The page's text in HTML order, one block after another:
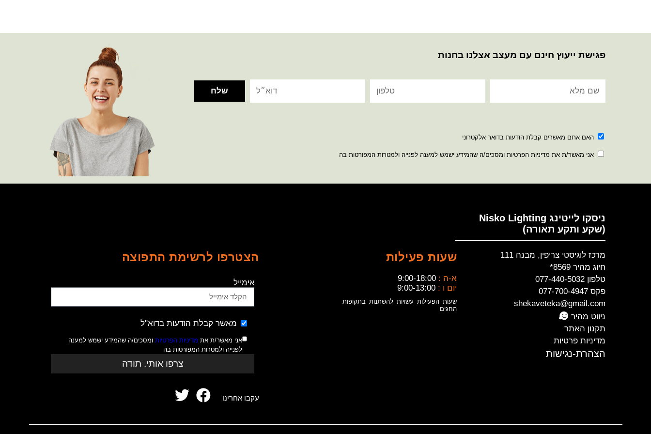
פגישת ייעוץ חינם עם מעצב אצלנו בחנות
האם אתם מאשרים קבלת הודעות בדואר אלקטרוני
אני מאשר/ת את מדיניות הפרטיות ומסכים/ה שהמידע ישמש למענה לפנייה ולמטרות המפורטות בה
ניסקו לייטינג Nisko Lighting
(שקע ותקע תאורה)
מרכז לוגיסטי צריפין, מבנה 111
חיוג מהיר 8569*
טלפון 077-440-5032
פקס 077-700-4947
shekaveteka@gmail.com
ניווט מהיר
תקנון האתר
מדיניות פרטיות
הצהרת-נגישות
שעות פעילות
א-ה : 9:00-18:00
יום ו : 9:00-13:00
שעות הפעילות עשויות להשתנות בתקופות
החגים
הצטרפו לרשימת התפוצה
אימייל
מאשר קבלת הודעות בדוא"ל
אני מאשר/ת את מדיניות הפרטיותומסכים/ה שהמידע ישמש למענה
לפנייה ולמטרות המפורטות בה
צרפו אותי. תודה
עקבו אחרינו